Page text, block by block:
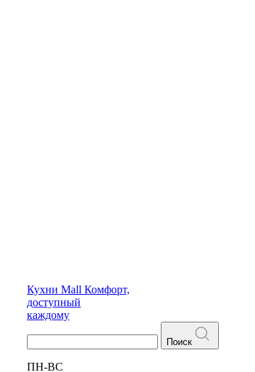
Кухни Mall Комфорт,
доступный
каждому
Поиск
ПН-ВС